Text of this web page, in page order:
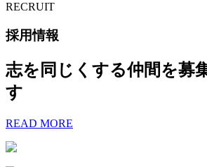
RECRUIT
採用情報
志を同じくする仲間を募
す
READ MORE